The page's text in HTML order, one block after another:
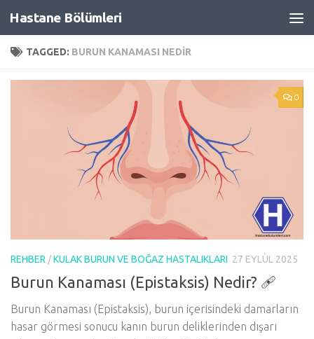
Skip to content
Hastane Bölümleri
TAGGED: BURUN KANAMASI NEDIR
0
REHBER /KULAK BURUN VE BOĞAZ HASTALIKLARI 27 EYLÜL 2025
Burun Kanaması (Epistaksis) Nedir? 🩹
Burun Kanaması (Epistaksis), burun içerisindeki damarların
hasar görmesi sonucu kanın burun deliklerinden dışarı